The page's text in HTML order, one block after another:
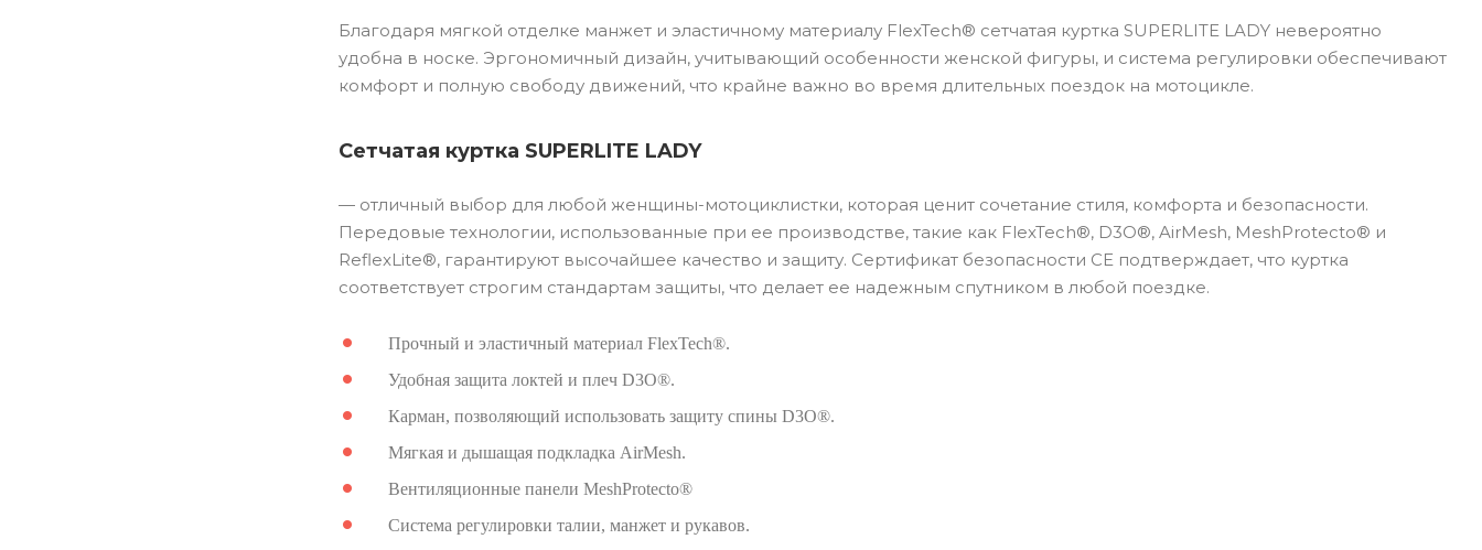
Благодаря мягкой отделке манжет и эластичному материалу FlexTech® сетчатая куртка SUPERLITE LADY невероятно
удобна в носке. Эргономичный дизайн, учитывающий особенности женской фигуры, и система регулировки обеспечивают
комфорт и полную свободу движений, что крайне важно во время длительных поездок на мотоцикле.
Сетчатая куртка SUPERLITE LADY
— отличный выбор для любой женщины-мотоциклистки, которая ценит сочетание стиля, комфорта и безопасности.
Передовые технологии, использованные при ее производстве, такие как FlexTech®, D3O®, AirMesh, MeshProtecto® и
ReflexLite®, гарантируют высочайшее качество и защиту. Сертификат безопасности CE подтверждает, что куртка
соответствует строгим стандартам защиты, что делает ее надежным спутником в любой поездке.
Прочный и эластичный материал FlexTech®.
Удобная защита локтей и плеч D3O®.
Карман, позволяющий использовать защиту спины D3O®.
Мягкая и дышащая подкладка AirMesh.
Вентиляционные панели MeshProtecto®
Система регулировки талии, манжет и рукавов.